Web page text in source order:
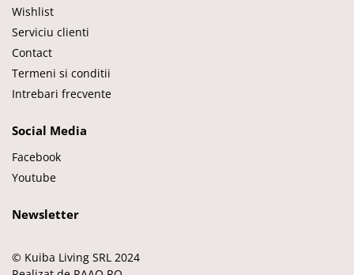
Wishlist
Serviciu clienti
Contact
Termeni si conditii
Intrebari frecvente
Social Media
Facebook
Youtube
Newsletter
© Kuiba Living SRL 2024